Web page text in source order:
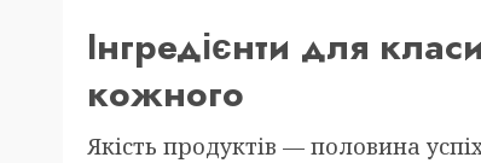
Інгредієнти для
кожного
Якість продуктів — половина